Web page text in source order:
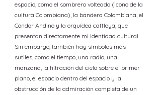
espacio, como el sombrero volteado (icono de la
cultura Colombiana), la bandera Colombiana, el
Cóndor Andino y la orquídea cattleya, que
presentan directamente mi identidad cultural.
Sin embargo, también hay símbolos más
sutiles, como el tiempo, una radio, una
manzana, la filtración del cielo sobre el primer
plano, el espacio dentro del espacio y la
obstrucción de la admiración completa de un